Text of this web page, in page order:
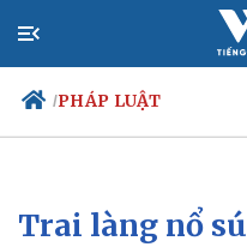
/PHÁP LUẬT
Chính trị
Trai làng nổ